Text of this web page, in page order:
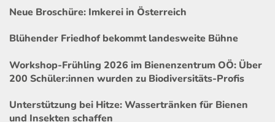
Neue Broschüre: Imkerei in Österreich
Blühender Friedhof bekommt landesweite Bühne
Workshop-Frühling 2026 im Bienenzentrum OÖ: Über
200 Schüler:innen wurden zu Biodiversitäts-Profis
Unterstützung bei Hitze: Wassertränken für Bienen
und Insekten schaffen